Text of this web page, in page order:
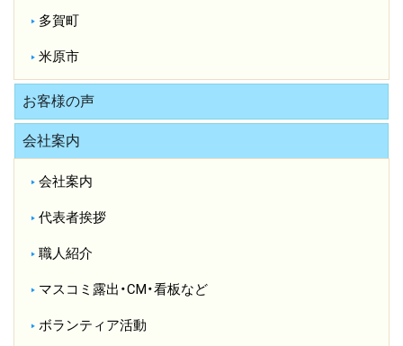
多賀町
米原市
お客様の声
会社案内
会社案内
代表者挨拶
職人紹介
マスコミ露出・CM・看板など
ボランティア活動